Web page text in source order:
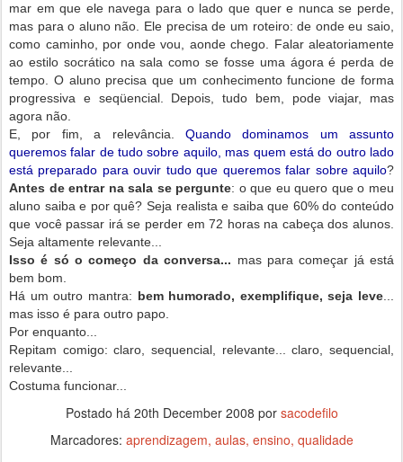
mar em que ele navega para o lado que quer e nunca se perde,
mas para o aluno não. Ele precisa de um roteiro: de onde eu saio,
como caminho, por onde vou, aonde chego. Falar aleatoriamente
ao estilo socrático na sala como se fosse uma ágora é perda de
tempo. O aluno precisa que um conhecimento funcione de forma
progressiva e seqüencial. Depois, tudo bem, pode viajar, mas
agora não.
E, por fim, a relevância. Quando dominamos um assunto
queremos falar de tudo sobre aquilo, mas quem está do outro lado
está preparado para ouvir tudo que queremos falar sobre aquilo?
Antes de entrar na sala se pergunte: o que eu quero que o meu
aluno saiba e por quê? Seja realista e saiba que 60% do conteúdo
que você passar irá se perder em 72 horas na cabeça dos alunos.
Seja altamente relevante...
Isso é só o começo da conversa... mas para começar já está
bem bom.
Há um outro mantra: bem humorado, exemplifique, seja leve
mas isso é para outro papo.
Por enquanto...
Repitam comigo: claro, sequencial, relevante... claro, sequencial,
relevante...
Costuma funcionar...
Postado há 20th December 2008 por sacodefilo
Marcadores: aprendizagem aulas ensino qualidade